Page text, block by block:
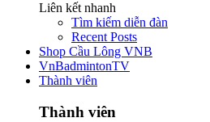
Liên kết nhanh
Tìm kiếm diễn đàn
Recent Posts
Shop Cầu Lông VNB
VnBadmintonTV
Thành viên
Thành viên